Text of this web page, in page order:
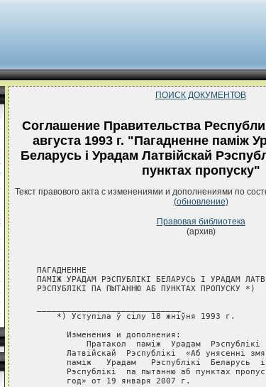
ПОИСК ДОКУМЕНТОВ
Соглашение Правительства
августа 1993 г. "Пагадненне памiж
Беларусь i Урадам Латвiйскай
пунктах пропуску"
Текст правового акта с изменениями и дополнениями по
(обновление)
Правовая библиотека
(архив)
ПАГАДНЕННЕ
ПАМIЖ УРАДАМ РЭСПУБЛIКI БЕЛАРУСЬ I УРАДАМ
РЭСПУБЛIКI ПА ПЫТАННЮ АБ ПУНКТАХ ПРОПУСКУ *)
     *) Уступiла ў сiлу 18 жнiўня 1993 г.
       Изменения и дополнения:
Пратакол  паміж  Урадам  Рэспублікі
Латвійскай  Рэспублікі  «Аб унясенні
паміж   Урадам   Рэспублікі  Беларусь
Рэспублікі  па пытанню аб пунктах
       год» от 19 января 2007 г.